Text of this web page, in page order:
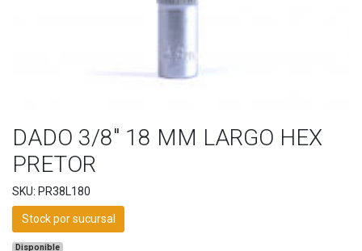
DADO 3/8" 18 MM LARGO HEX
PRETOR
SKU: PR38L180
Stock por sucursal
Disponible